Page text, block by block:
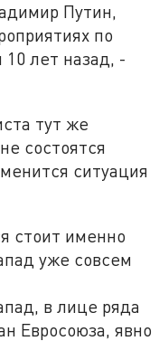
Путин,
по
лет назад, -
тут же
состоятся
ситуация
стоит именно
уже совсем
в лице ряда
Евросоюза, явно